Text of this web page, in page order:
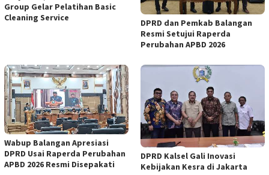
Group Gelar Pelatihan Basic
Cleaning Service
DPRD dan Pemkab Balangan
Resmi Setujui Raperda
Perubahan APBD 2026
Wabup Balangan Apresiasi
DPRD Usai Raperda Perubahan
APBD 2026 Resmi Disepakati
DPRD Kalsel Gali Inovasi
Kebijakan Kesra di Jakarta